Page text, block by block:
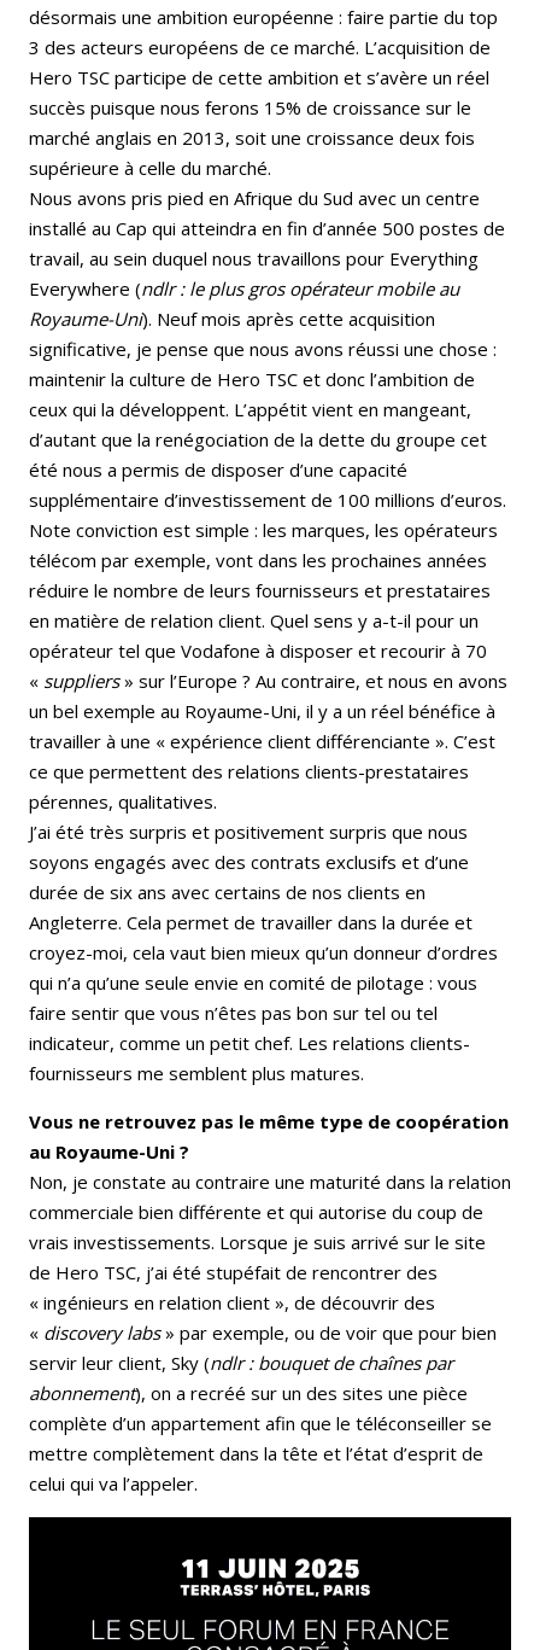
désormais une ambition européenne : faire partie du top
3 des acteurs européens de ce marché. L’acquisition de
Hero TSC participe de cette ambition et s’avère un réel
succès puisque nous ferons 15% de croissance sur le
marché anglais en 2013, soit une croissance deux fois
supérieure à celle du marché.
Nous avons pris pied en Afrique du Sud avec un centre
installé au Cap qui atteindra en fin d’année 500 postes de
travail, au sein duquel nous travaillons pour Everything
Everywhere (ndlr : le plus gros opérateur mobile au
Royaume-Uni). Neuf mois après cette acquisition
significative, je pense que nous avons réussi une chose :
maintenir la culture de Hero TSC et donc l’ambition de
ceux qui la développent. L’appétit vient en mangeant,
d’autant que la renégociation de la dette du groupe cet
été nous a permis de disposer d’une capacité
supplémentaire d’investissement de 100 millions d’euros.
Note conviction est simple : les marques, les opérateurs
télécom par exemple, vont dans les prochaines années
réduire le nombre de leurs fournisseurs et prestataires
en matière de relation client. Quel sens y a-t-il pour un
opérateur tel que Vodafone à disposer et recourir à 70
« suppliers» sur l’Europe ? Au contraire, et nous en avons
un bel exemple au Royaume-Uni, il y a un réel bénéfice à
travailler à une « expérience client différenciante ». C’est
ce que permettent des relations clients-prestataires
pérennes, qualitatives.
J’ai été très surpris et positivement surpris que nous
soyons engagés avec des contrats exclusifs et d’une
durée de six ans avec certains de nos clients en
Angleterre. Cela permet de travailler dans la durée et
croyez-moi, cela vaut bien mieux qu’un donneur d’ordres
qui n’a qu’une seule envie en comité de pilotage : vous
faire sentir que vous n’êtes pas bon sur tel ou tel
indicateur, comme un petit chef. Les relations clients-
fournisseurs me semblent plus matures.
Vous ne retrouvez pas le même type de coopération
au Royaume-Uni ?
Non, je constate au contraire une maturité dans la relation
commerciale bien différente et qui autorise du coup de
vrais investissements. Lorsque je suis arrivé sur le site
de Hero TSC, j’ai été stupéfait de rencontrer des
« ingénieurs en relation client », de découvrir des
« discovery labs» par exemple, ou de voir que pour bien
servir leur client, Sky (ndlr : bouquet de chaînes par
abonnement), on a recréé sur un des sites une pièce
complète d’un appartement afin que le téléconseiller se
mettre complètement dans la tête et l’état d’esprit de
celui qui va l’appeler.